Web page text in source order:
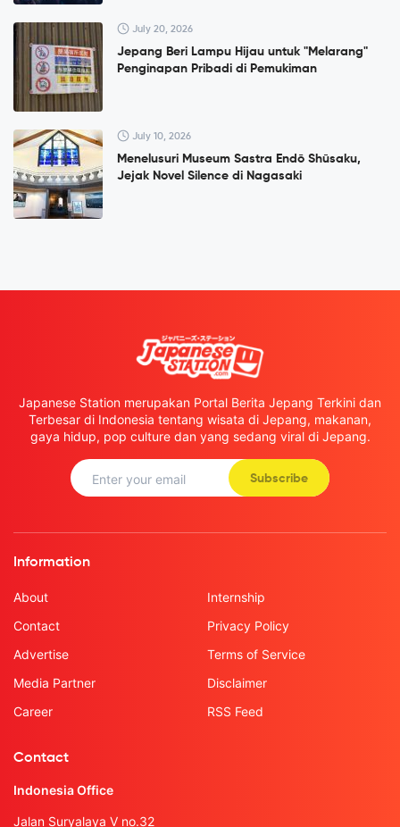
July 20, 2026
Jepang Beri Lampu Hijau untuk "Melarang"
Penginapan Pribadi di Pemukiman
July 10, 2026
Menelusuri Museum Sastra Endō Shūsaku,
Jejak Novel Silence di Nagasaki
Japanese Station merupakan Portal Berita Jepang Terkini dan
Terbesar di Indonesia tentang wisata di Jepang, makanan,
gaya hidup, pop culture dan yang sedang viral di Jepang.
Subscribe
Information
About
Contact
Advertise
Media Partner
Career
Internship
Privacy Policy
Terms of Service
Disclaimer
RSS Feed
Contact
Indonesia Office
Jalan Suryalaya V no.32